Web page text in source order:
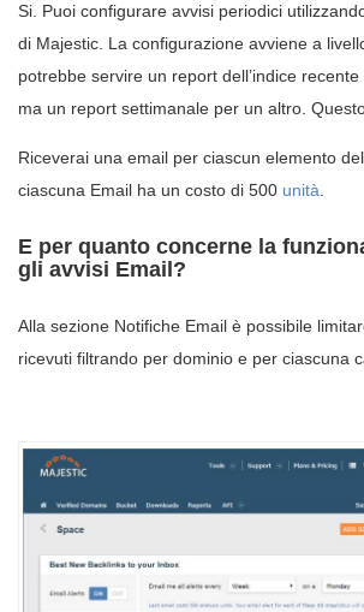
Si. Puoi configurare avvisi periodici
di Majestic. La configurazione avviene a
potrebbe servire un report dell’indice
ma un report settimanale per un altro.
Riceverai una email per ciascun elemento
ciascuna Email ha un costo di 500 unità.
E per quanto concerne la
gli avvisi Email?
Alla sezione Notifiche Email è possibile
ricevuti filtrando per dominio e per ciascuna